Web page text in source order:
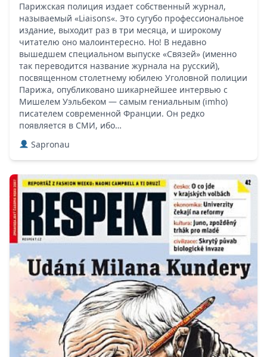
Парижская полиция издает собственный журнал,
называемый «Liaisons«. Это сугубо профессиональное
издание, выходит раз в три месяца, и широкому
читателю оно малоинтересно. Но! В недавно
вышедшем специальном выпуске «Связей» (именно
так переводится название журнала на русский),
посвященном столетнему юбилею Уголовной полиции
Парижа, опубликовано шикарнейшее интервью с
Мишелем Уэльбеком — самым гениальным (imho)
писателем современной Франции. Он редко
появляется в СМИ, ибо…
Sapronau